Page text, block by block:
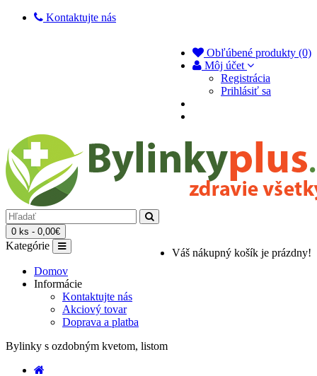
Kontaktujte nás
Obľúbené produkty (0)
Môj účet
Registrácia
Prihlásiť sa
0 ks - 0,00€
Váš nákupný košík je prázdny!
Kategórie
Domov
Informácie
Kontaktujte nás
Akciový tovar
Doprava a platba
Bylinky s ozdobným kvetom, listom